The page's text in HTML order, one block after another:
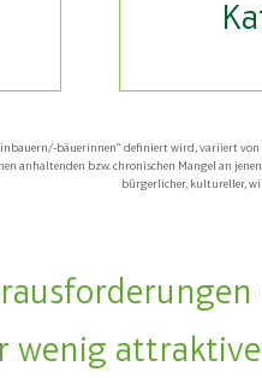
bäuerinnen“ definiert wird, variiert
anhaltenden bzw. chronischen Mangel an
bürgerlicher, kultureller,
wenig